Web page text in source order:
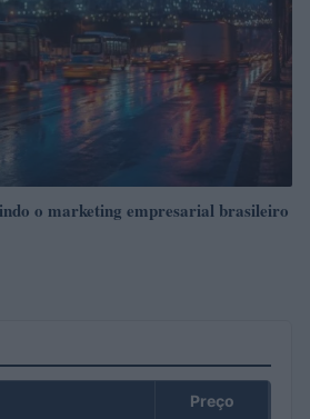
o marketing empresarial brasileiro
Preço